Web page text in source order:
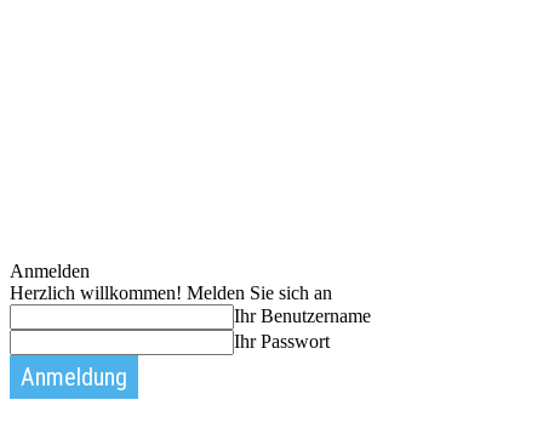
Anmelden
Herzlich willkommen! Melden Sie sich an
Ihr Benutzername
Ihr Passwort